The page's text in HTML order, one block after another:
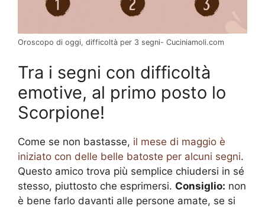
Oroscopo di oggi, difficoltà per 3 segni- Cuciniamoli.com
Tra i segni con difficoltà
emotive, al primo posto lo
Scorpione!
Come se non bastasse, il mese di maggio è
iniziato con delle belle batoste per alcuni segni.
Questo amico trova più semplice chiudersi in sé
stesso, piuttosto che esprimersi. Consiglio: non
è bene farlo davanti alle persone amate, se si